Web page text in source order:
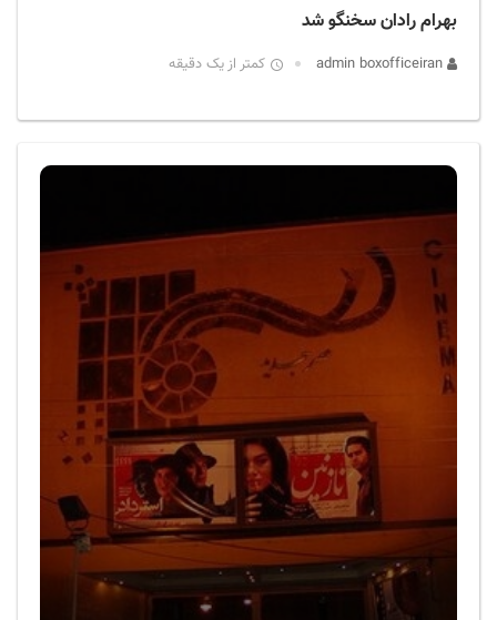
بهرام رادان سخنگو شد
کمتر از یک دقیقه